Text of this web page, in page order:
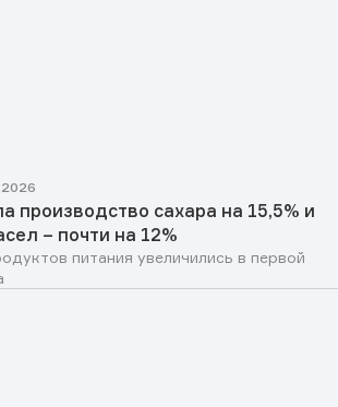
производство сахара на 15,5% и
– почти на 12%
питания увеличились в первой